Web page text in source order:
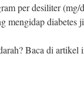
per desiliter (mg/
mengidap diabetes
Baca di